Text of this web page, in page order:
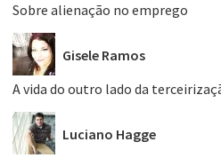
Sobre alienação no emprego
Gisele Ramos
A vida do outro lado da
Luciano Hagge